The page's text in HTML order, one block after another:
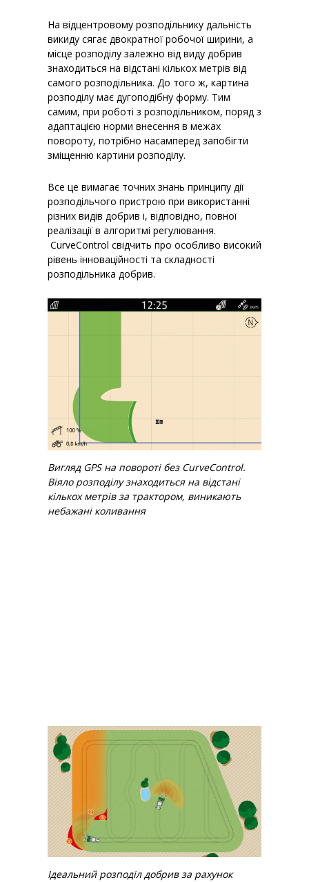
На відцентровому розподільнику дальність
викиду сягає двократної робочої ширини, а
місце розподілу залежно від виду добрив
знаходиться на відстані кількох метрів від
самого розподільника. До того ж, картина
розподілу має дугоподібну форму. Тим
самим, при роботі з розподільником, поряд з
адаптацією норми внесення в межах
повороту, потрібно насамперед запобігти
зміщенню картини розподілу.
Все це вимагає точних знань принципу дії
розподільчого пристрою при використанні
різних видів добрив і, відповідно, повної
реалізації в алгоритмі регулювання.
CurveControl свідчить про особливо високий
рівень інноваційності та складності
розподільника добрив.
Вигляд GPS на повороті без CurveControl.
Віяло розподілу знаходиться на відстані
кількох метрів за трактором, виникають
небажані коливання
Ідеальний розподіл добрив за рахунок